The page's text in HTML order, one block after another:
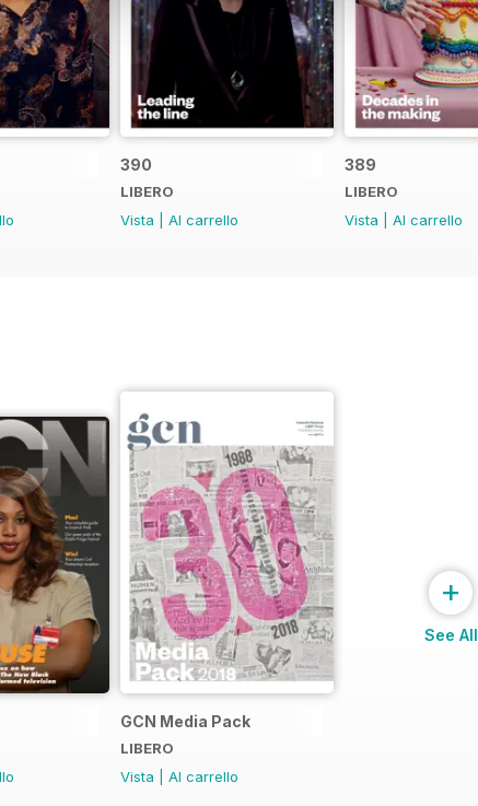
390
LIBERO
Vista
Al carrello
389
LIBERO
Vista
Al carrello
GCN Media Pack
LIBERO
Vista
Al carrello
+
See All